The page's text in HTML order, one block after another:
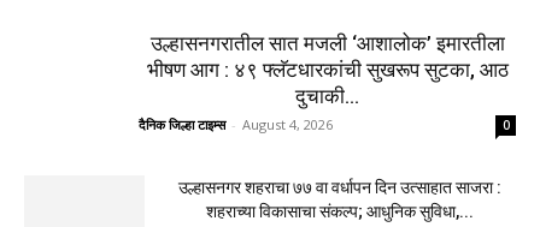
उल्हासनगरातील सात मजली ‘आशालोक’ इमारतीला
भीषण आग : ४९ फ्लॅटधारकांची सुखरूप सुटका, आठ
दुचाकी...
दैनिक जिल्हा टाइम्स - August 4, 2026 0
उल्हासनगर शहराचा ७७ वा वर्धापन दिन उत्साहात साजरा :
शहराच्या विकासाचा संकल्प; आधुनिक सुविधा,...